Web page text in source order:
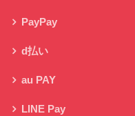
PayPay
d払い
au PAY
LINE Pay